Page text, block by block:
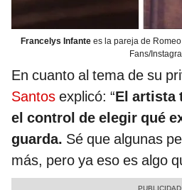
Francelys Infante es la pareja de
Fans/
En cuanto al tema de su
Santos explicó: “El artista
el control de elegir qué
guarda. Sé que algunas
más, pero ya eso es algo